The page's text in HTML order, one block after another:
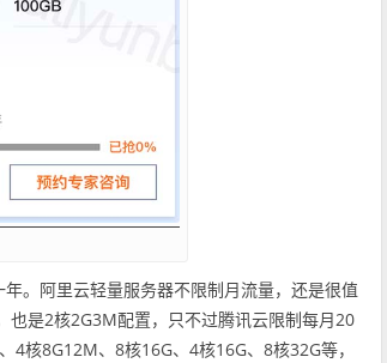
。阿里云轻量服务器不限制月流量，还是很值
是2核2G3M配置，只不过腾讯云限制每月20
4核8G12M、8核16G、4核16G、8核32G等，